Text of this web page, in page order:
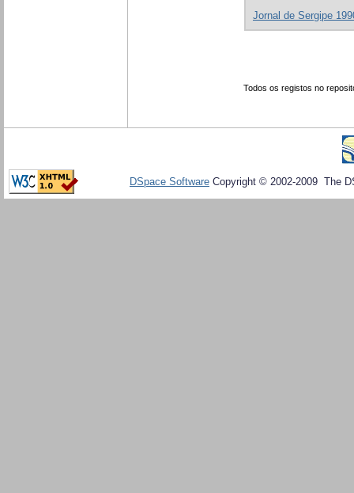
Jornal de Sergipe
Todos os registos no
DSpace Software Copyright © 2002-2009 The